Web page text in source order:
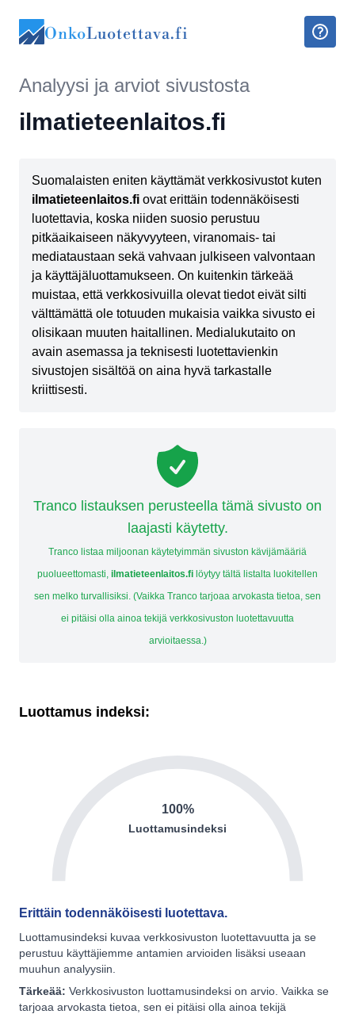
OnkoLuotettava.fi
Analyysi ja arviot sivustosta
ilmatieteenlaitos.fi
Suomalaisten eniten käyttämät verkkosivustot kuten
ilmatieteenlaitos.fi ovat erittäin todennäköisesti
luotettavia, koska niiden suosio perustuu
pitkäaikaiseen näkyvyyteen, viranomais- tai
mediataustaan sekä vahvaan julkiseen valvontaan
ja käyttäjäluottamukseen. On kuitenkin tärkeää
muistaa, että verkkosivuilla olevat tiedot eivät silti
välttämättä ole totuuden mukaisia vaikka sivusto ei
olisikaan muuten haitallinen. Medialukutaito on
avain asemassa ja teknisesti luotettavienkin
sivustojen sisältöä on aina hyvä tarkastalle
kriittisesti.
Tranco listauksen perusteella tämä sivusto on
laajasti käytetty.
Tranco listaa miljoonan käytetyimmän sivuston kävijämääriä
puolueettomasti, ilmatieteenlaitos.fi löytyy tältä listalta luokitellen
sen melko turvallisiksi. (Vaikka Tranco tarjoaa arvokasta tietoa, sen
ei pitäisi olla ainoa tekijä verkkosivuston luotettavuutta
arvioitaessa.)
Luottamus indeksi:
100%
Luottamusindeksi
Erittäin todennäköisesti luotettava.
Luottamusindeksi kuvaa verkkosivuston luotettavuutta ja se
perustuu käyttäjiemme antamien arvioiden lisäksi useaan
muuhun analyysiin.
Tärkeää: Verkkosivuston luottamusindeksi on arvio. Vaikka se
tarjoaa arvokasta tietoa, sen ei pitäisi olla ainoa tekijä